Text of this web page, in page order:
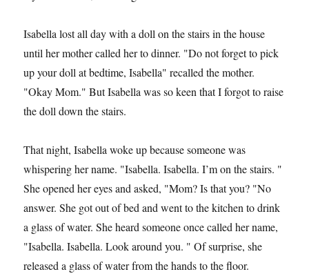
Isabella lost all day with a doll on the stairs in the house
until her mother called her to dinner. "Do not forget to pick
up your doll at bedtime, Isabella" recalled the mother.
"Okay Mom." But Isabella was so keen that I forgot to raise
the doll down the stairs.
That night, Isabella woke up because someone was
whispering her name. "Isabella. Isabella. I’m on the stairs. "
She opened her eyes and asked, "Mom? Is that you? "No
answer. She got out of bed and went to the kitchen to drink
a glass of water. She heard someone once called her name,
"Isabella. Isabella. Look around you. " Of surprise, she
released a glass of water from the hands to the floor.